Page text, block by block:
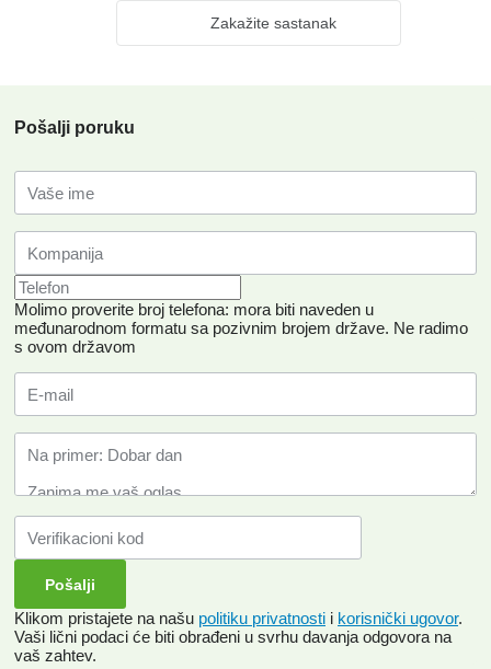
Zakažite sastanak
Pošalji poruku
Molimo proverite broj telefona: mora biti naveden u
međunarodnom formatu sa pozivnim brojem države. Ne radimo
s ovom državom
Klikom pristajete na našu politiku privatnosti i korisnički ugovor.
Vaši lični podaci će biti obrađeni u svrhu davanja odgovora na
vaš zahtev.